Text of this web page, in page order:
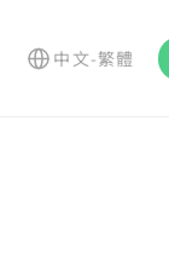
中文-繁體